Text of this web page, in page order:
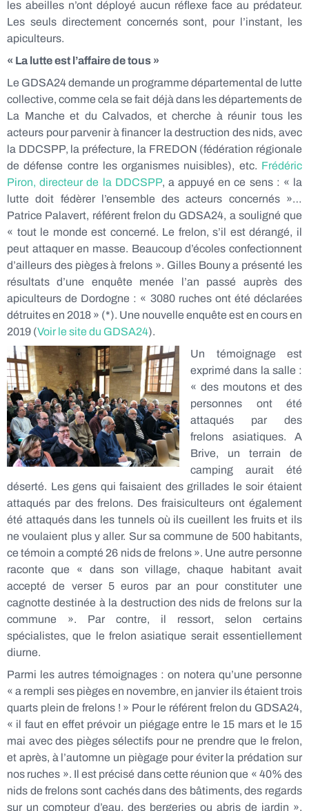
les abeilles n’ont déployé aucun réflexe face au prédateur.
Les seuls directement concernés sont, pour l’instant, les
apiculteurs.
« La lutte est l’affaire de tous »
Le GDSA24 demande un programme départemental de lutte
collective, comme cela se fait déjà dans les départements de
La Manche et du Calvados, et cherche à réunir tous les
acteurs pour parvenir à financer la destruction des nids, avec
la DDCSPP, la préfecture, la FREDON (fédération régionale
de défense contre les organismes nuisibles), etc. Frédéric
Piron, directeur de la DDCSPP, a appuyé en ce sens : « la
lutte doit fédèrer l’ensemble des acteurs concernés »…
Patrice Palavert, référent frelon du GDSA24, a souligné que
« tout le monde est concerné. Le frelon, s’il est dérangé, il
peut attaquer en masse. Beaucoup d’écoles confectionnent
d’ailleurs des pièges à frelons ». Gilles Bouny a présenté les
résultats d’une enquête menée l’an passé auprès des
apiculteurs de Dordogne : « 3080 ruches ont été déclarées
détruites en 2018 » (*). Une nouvelle enquête est en cours en
2019 (Voir le site du GDSA24).
Un témoignage est
exprimé dans la salle :
« des moutons et des
personnes ont été
attaqués par des
frelons asiatiques. A
Brive, un terrain de
camping aurait été
déserté. Les gens qui faisaient des grillades le soir étaient
attaqués par des frelons. Des fraisiculteurs ont également
été attaqués dans les tunnels où ils cueillent les fruits et ils
ne voulaient plus y aller. Sur sa commune de 500 habitants,
ce témoin a compté 26 nids de frelons ». Une autre personne
raconte que « dans son village, chaque habitant avait
accepté de verser 5 euros par an pour constituter une
cagnotte destinée à la destruction des nids de frelons sur la
commune ». Par contre, il ressort, selon certains
spécialistes, que le frelon asiatique serait essentiellement
diurne.
Parmi les autres témoignages : on notera qu’une personne
« a rempli ses pièges en novembre, en janvier ils étaient trois
quarts plein de frelons ! » Pour le référent frelon du GDSA24,
« il faut en effet prévoir un piégage entre le 15 mars et le 15
mai avec des pièges sélectifs pour ne prendre que le frelon,
et après, à l’automne un piègage pour éviter la prédation sur
nos ruches ». Il est précisé dans cette réunion que « 40% des
nids de frelons sont cachés dans des bâtiments, des regards
sur un compteur d’eau, des bergeries ou abris de jardin ».